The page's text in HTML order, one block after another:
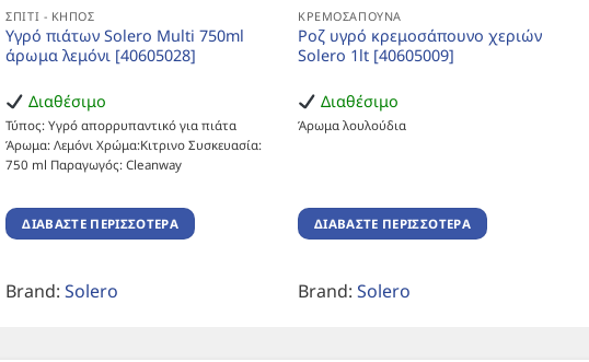
ΣΠΊΤΙ - ΚΉΠΟΣ
Υγρό πιάτων Solero Multi 750ml
άρωμα λεμόνι [40605028]
Διαθέσιμο
Τύπος: Υγρό απορρυπαντικό για πιάτα
Άρωμα: Λεμόνι Χρώμα:Κιτρινο Συσκευασία:
750 ml Παραγωγός: Cleanway
ΔΙΑΒΆΣΤΕ ΠΕΡΙΣΣΌΤΕΡΑ
Brand:Solero
ΚΡΕΜΟΣΆΠΟΥΝΑ
Ροζ υγρό κρεμοσάπουνο χεριών
Solero 1lt [40605009]
Διαθέσιμο
Άρωμα λουλούδια
ΔΙΑΒΆΣΤΕ ΠΕΡΙΣΣΌΤΕΡΑ
Brand:Solero